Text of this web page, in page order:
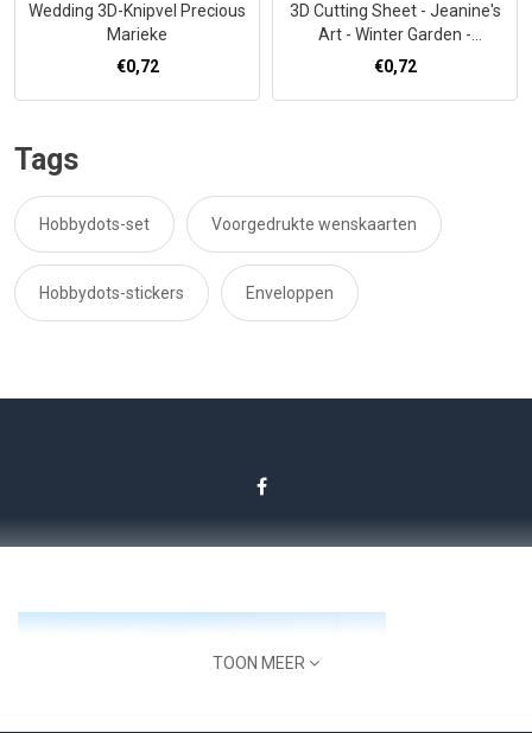
Wedding 3D-Knipvel Precious
Marieke
€0,72
3D Cutting Sheet - Jeanine's
Art - Winter Garden -
Helleborus
€0,72
Tags
Hobbydots-set Voorgedrukte wenskaarten
Hobbydots-stickers Enveloppen
TOON MEER